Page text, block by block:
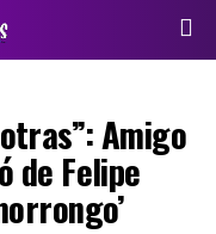
Amigo
de Felipe